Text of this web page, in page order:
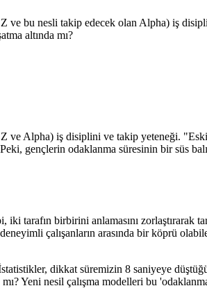
ve bu nesli takip edecek olan Alpha) iş
altında mı?
ve Alpha) iş disiplini ve takip yeteneği.
gençlerin odaklanma süresinin bir süs
tarafın birbirini anlamasını zorlaştırarak
çalışanların arasında bir köprü
dikkat süremizin 8 saniyeye
Yeni nesil çalışma modelleri bu